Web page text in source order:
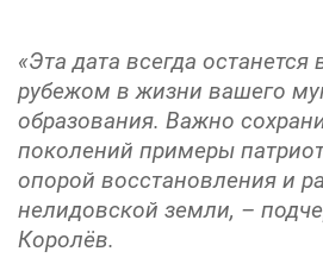
«Эта дата всегда
рубежом в жизни вашего
образования. Важно
поколений примеры
опорой восстановления и
нелидовской земли, –
Королёв.